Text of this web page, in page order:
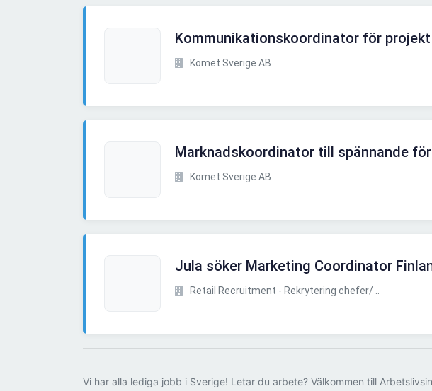
Kommunikationskoordinator för
Komet Sverige AB
Marknadskoordinator till spännande
Komet Sverige AB
Jula söker Marketing Coordinator
Retail Recruitment - Rekrytering chefer/ ..
Vi har alla lediga jobb i Sverige! Letar du arbete? Välkommen till